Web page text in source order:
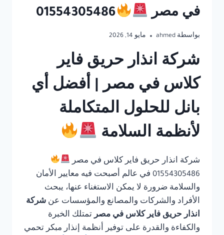
في مصر
01554305486
بواسطة ahmed مايو 14, 2026
شركة انذار حريق فاير
كلاس في مصر | أفضل أي
بانل للحلول المتكاملة
لأنظمة السلامة
شركة انذار حريق فاير كلاس في مصر
01554305486 في عالم أصبحت فيه معايير الأمان
والسلامة ضرورة لا يمكن الاستغناء عنها، يبحث
الأفراد والشركات والمصانع والمؤسسات عن شركة
انذار حريق فاير كلاس في مصر تمتلك الخبرة
والكفاءة والقدرة على توفير أنظمة إنذار مبكر تحمي